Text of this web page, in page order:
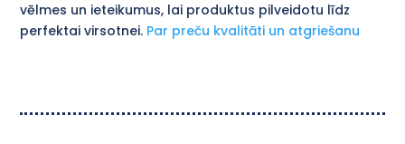
vēlmes un ieteikumus, lai produktus pilveidotu līdz
perfektai virsotnei. Par preču kvalitāti un atgriešanu